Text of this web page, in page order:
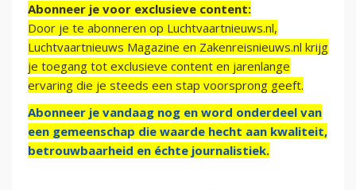
Abonneer je voor exclusieve content:
Door je te abonneren op Luchtvaartnieuws.nl,
Luchtvaartnieuws Magazine en Zakenreisnieuws.nl krijg
je toegang tot exclusieve content en jarenlange
ervaring die je steeds een stap voorsprong geeft.
Abonneer je vandaag nog en word onderdeel van
een gemeenschap die waarde hecht aan kwaliteit,
betrouwbaarheid en échte journalistiek.